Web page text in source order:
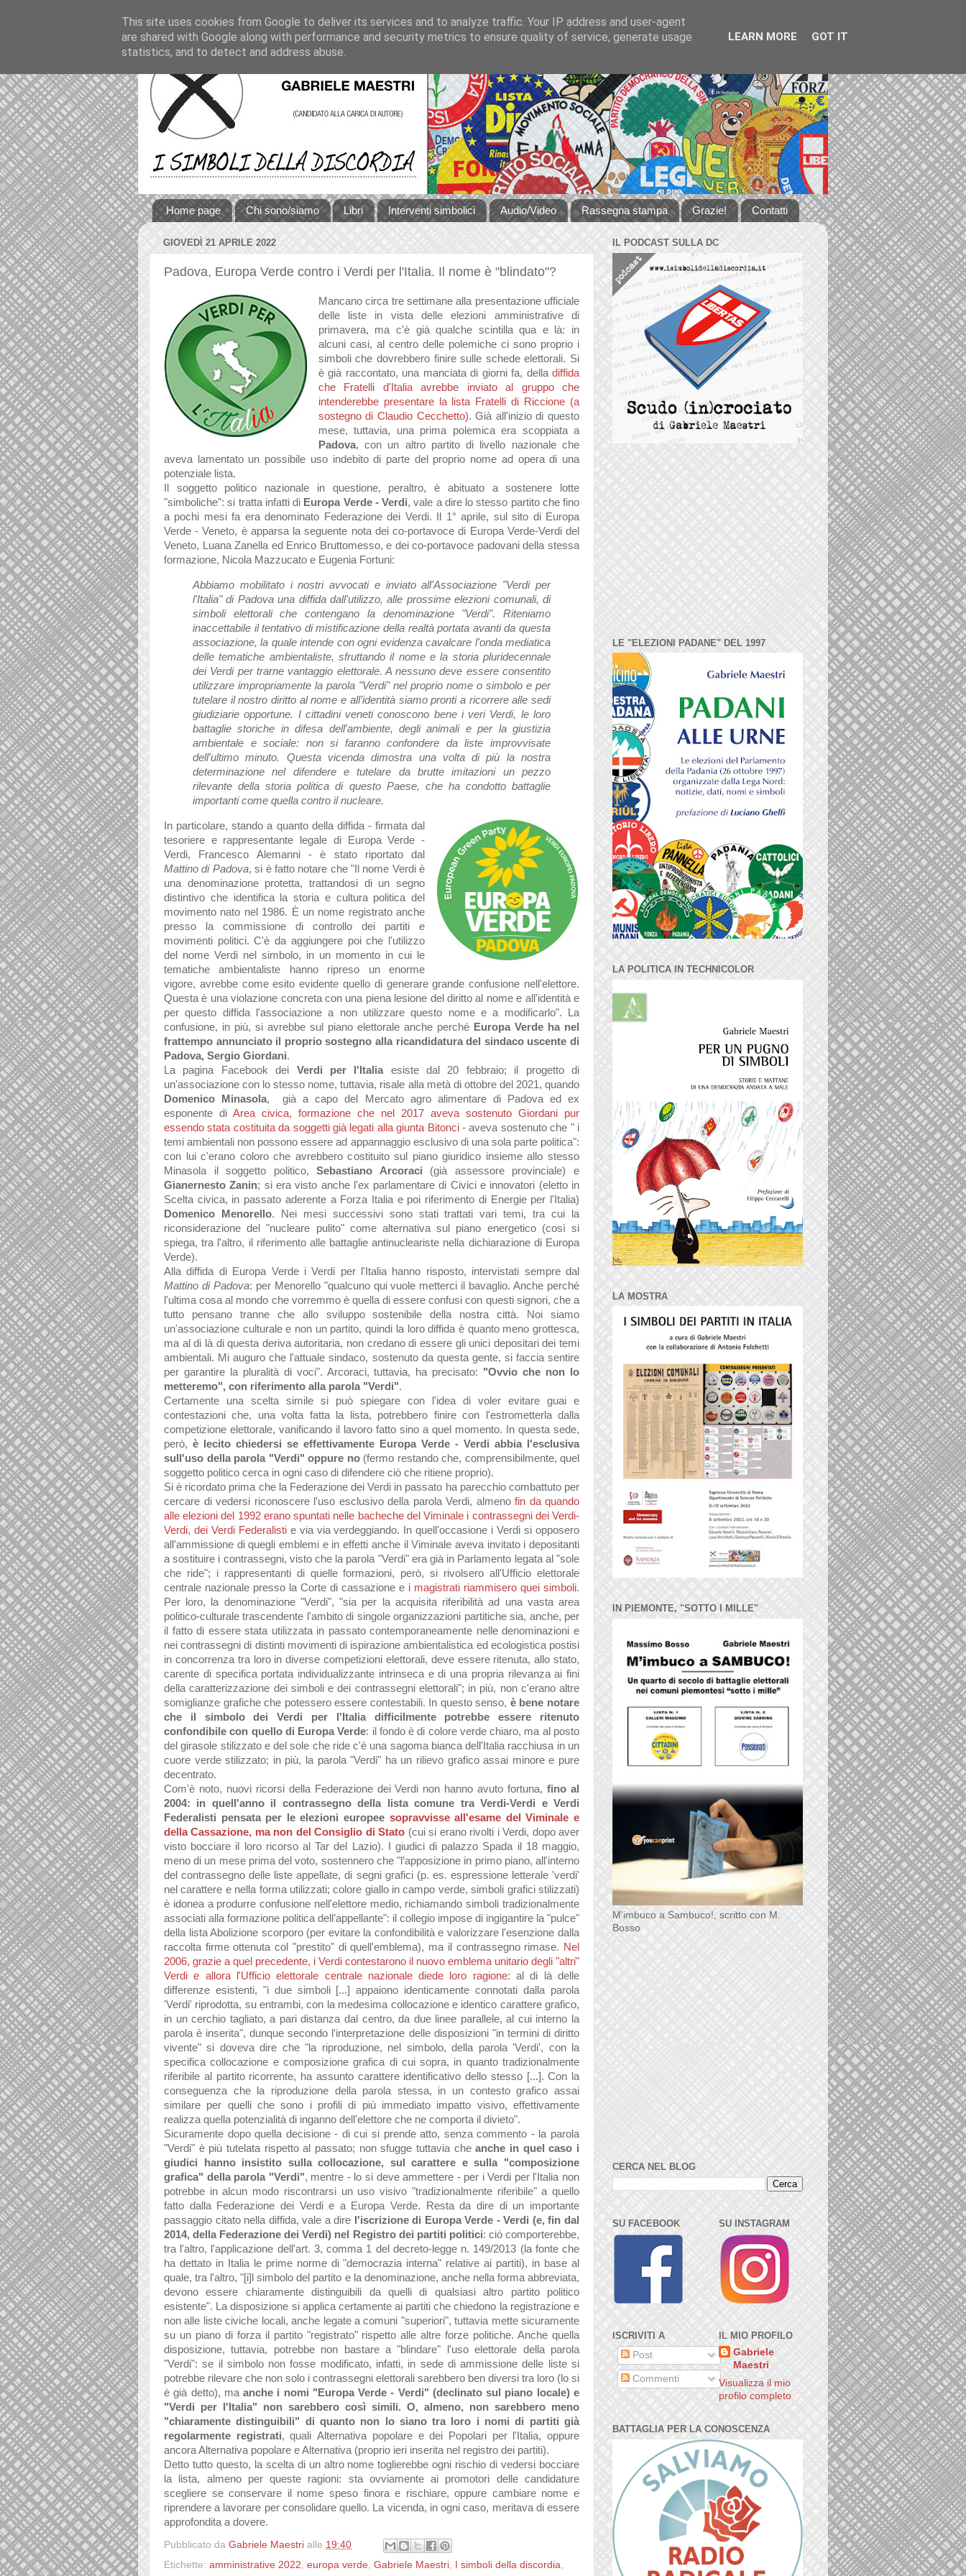
Home page Chi sono/siamo Libri Interventi simbolici Audio/Video Rassegna stampa Grazie! Contatti
GIOVEDÌ 21 APRILE 2022
Padova, Europa Verde contro i Verdi per l'Italia. Il nome è "blindato"?
Mancano circa tre settimane alla presentazione ufficiale
delle liste in vista delle elezioni amministrative di
primavera, ma c'è già qualche scintilla qua e là: in
alcuni casi, al centro delle polemiche ci sono proprio i
simboli che dovrebbero finire sulle schede elettorali. Si
è già raccontato, una manciata di giorni fa, della diffida
che Fratelli d'Italia avrebbe inviato al gruppo che
intenderebbe presentare la lista Fratelli di Riccione (a
sostegno di Claudio Cecchetto). Già all'inizio di questo
mese, tuttavia, una prima polemica era scoppiata a
Padova, con un altro partito di livello nazionale che
aveva lamentato un possibile uso indebito di parte del proprio nome ad opera di una
potenziale lista.
Il soggetto politico nazionale in questione, peraltro, è abituato a sostenere lotte
"simboliche": si tratta infatti di Europa Verde - Verdi, vale a dire lo stesso partito che fino
a pochi mesi fa era denominato Federazione dei Verdi. Il 1° aprile, sul sito di Europa
Verde - Veneto, è apparsa la seguente nota dei co-portavoce di Europa Verde-Verdi del
Veneto, Luana Zanella ed Enrico Bruttomesso, e dei co-portavoce padovani della stessa
formazione, Nicola Mazzucato e Eugenia Fortuni:
Abbiamo mobilitato i nostri avvocati e inviato all'Associazione "Verdi per
l'Italia" di Padova una diffida dall'utilizzo, alle prossime elezioni comunali, di
simboli elettorali che contengano la denominazione "Verdi". Riteniamo
inaccettabile il tentativo di mistificazione della realtà portata avanti da questa
associazione, la quale intende con ogni evidenza cavalcare l'onda mediatica
delle tematiche ambientaliste, sfruttando il nome e la storia pluridecennale
dei Verdi per trarne vantaggio elettorale. A nessuno deve essere consentito
utilizzare impropriamente la parola "Verdi" nel proprio nome o simbolo e per
tutelare il nostro diritto al nome e all’identità siamo pronti a ricorrere alle sedi
giudiziarie opportune. I cittadini veneti conoscono bene i veri Verdi, le loro
battaglie storiche in difesa dell'ambiente, degli animali e per la giustizia
ambientale e sociale: non si faranno confondere da liste improvvisate
dell'ultimo minuto. Questa vicenda dimostra una volta di più la nostra
determinazione nel difendere e tutelare da brutte imitazioni un pezzo
rilevante della storia politica di questo Paese, che ha condotto battaglie
importanti come quella contro il nucleare.
In particolare, stando a quanto della diffida - firmata dal
tesoriere e rappresentante legale di Europa Verde -
Verdi, Francesco Alemanni - è stato riportato dal
Mattino di Padova, si è fatto notare che"Il nome Verdi è
una denominazione protetta, trattandosi di un segno
distintivo che identifica la storia e cultura politica del
movimento nato nel 1986. È un nome registrato anche
presso la commissione di controllo dei partiti e
movimenti politici. C'è da aggiungere poi che l'utilizzo
del nome Verdi nel simbolo, in un momento in cui le
tematiche ambientaliste hanno ripreso un enorme
vigore, avrebbe come esito evidente quello di generare grande confusione nell'elettore.
Questa è una violazione concreta con una piena lesione del diritto al nome e all'identità e
per questo diffida l'associazione a non utilizzare questo nome e a modificarlo". La
confusione, in più, si avrebbe sul piano elettorale anche perché Europa Verde ha nel
frattempo annunciato il proprio sostegno alla ricandidatura del sindaco uscente di
Padova, Sergio Giordani.
La pagina Facebook dei Verdi per l'Italia esiste dal 20 febbraio; il progetto di
un'associazione con lo stesso nome, tuttavia, risale alla metà di ottobre del 2021, quando
Domenico Minasola,
già a capo del Mercato agro alimentare di Padova ed ex
esponente di Area civica, formazione che nel 2017 aveva sostenuto Giordani pur
essendo stata costituita da soggetti già legati alla giunta Bitonci- aveva sostenuto che "i
temi ambientali non possono essere ad appannaggio esclusivo di una sola parte politica":
con lui c'erano coloro che avrebbero costituito sul piano giuridico insieme allo stesso
Minasola il soggetto politico,Sebastiano Arcoraci (già assessore provinciale) e
Gianernesto Zanin; si era visto anche l'ex parlamentare di Civici e innovatori (eletto in
Scelta civica, in passato aderente a Forza Italia e poi riferimento di Energie per l'Italia)
Domenico Menorello. Nei mesi successivi sono stati trattati vari temi, tra cui la
riconsiderazione del "nucleare pulito" come alternativa sul piano energetico (così si
spiega, tra l'altro, il riferimento alle battaglie antinucleariste nella dichiarazione di Europa
Verde).
Alla diffida di Europa Verde i Verdi per l'Italia hanno risposto, intervistati sempre dal
Mattino di Padova: per Menorello "qualcuno qui vuole metterci il bavaglio. Anche perché
l'ultima cosa al mondo che vorremmo è quella di essere confusi con questi signori, che a
tutto pensano tranne che allo sviluppo sostenibile della nostra città. Noi siamo
un'associazione culturale e non un partito, quindi la loro diffida è quanto meno grottesca,
ma al di là di questa deriva autoritaria, non credano di essere gli unici depositari dei temi
ambientali. Mi auguro che l'attuale sindaco, sostenuto da questa gente, si faccia sentire
per garantire la pluralità di voci". Arcoraci, tuttavia, ha precisato: "Ovvio che non lo
metteremo", con riferimento alla parola "Verdi".
Certamente una scelta simile si può spiegare con l'idea di voler evitare guai e
contestazioni che, una volta fatta la lista, potrebbero finire con l'estrometterla dalla
competizione elettorale, vanificando il lavoro fatto sino a quel momento. In questa sede,
però, è lecito chiedersi se effettivamente Europa Verde - Verdi abbia l'esclusiva
sull'uso della parola "Verdi" oppure no(fermo restando che, comprensibilmente, quel
soggetto politico cerca in ogni caso di difendere ciò che ritiene proprio).
Si è ricordato prima che la Federazione dei Verdi in passato ha parecchio combattuto per
cercare di vedersi riconoscere l'uso esclusivo della parola Verdi, almeno fin da quando
alle elezioni del 1992 erano spuntati nelle bacheche del Viminale i contrassegni dei Verdi-
Verdi, dei Verdi Federalistie via via verdeggiando. In quell'occasione i Verdi si opposero
all'ammissione di quegli emblemi e in effetti anche il Viminale aveva invitato i depositanti
a sostituire i contrassegni, visto che la parola "Verdi" era già in Parlamento legata al "sole
che ride"; i rappresentanti di quelle formazioni, però, si rivolsero all'Ufficio elettorale
centrale nazionale presso la Corte di cassazione e i magistrati riammisero quei simboli.
Per loro,
la denominazione "Verdi", "sia per la acquisita riferibilità ad una vasta area
politico-culturale trascendente l'ambito di singole organizzazioni partitiche sia, anche, per
il fatto di essere stata utilizzata in passato contemporaneamente nelle denominazioni e
nei contrassegni di distinti movimenti di ispirazione ambientalistica ed ecologistica postisi
in concorrenza tra loro in diverse competizioni elettorali, deve essere ritenuta, allo stato,
carente di specifica portata individualizzante intrinseca e di una propria rilevanza ai fini
della caratterizzazione dei simboli e dei contrassegni elettorali"; in più, non c'erano altre
somiglianze grafiche che potessero essere contestabili. In questo senso, è bene notare
che il simbolo dei Verdi per l'Italia difficilmente potrebbe essere ritenuto
confondibile con quello di Europa Verde: il fondo è di colore verde chiaro, ma al posto
del girasole stilizzato e del sole che ride c'è una sagoma bianca dell'Italia racchiusa in un
cuore verde stilizzato; in più, la parola "Verdi" ha un rilievo grafico assai minore e pure
decentrato.
Com'è noto, nuovi ricorsi della Federazione dei Verdi non hanno avuto fortuna,fino al
2004: in quell'anno il contrassegno della lista comune tra Verdi-Verdi e Verdi
Federalisti pensata per le elezioni europee sopravvisse all'esame del Viminale e
della Cassazione, ma non del Consiglio di Stato (cui si erano rivolti i Verdi, dopo aver
visto bocciare il loro ricorso al Tar del Lazio).
I giudici di palazzo Spada il 18 maggio,
meno di un mese prima del voto, sostennero che "l’apposizione in primo piano, all'interno
del contrassegno delle liste appellate, di segni grafici (p. es. espressione letterale 'verdi'
nel carattere e nella forma utilizzati; colore giallo in campo verde, simboli grafici stilizzati)
è idonea a produrre confusione nell'elettore medio, richiamando simboli tradizionalmente
associati alla formazione politica dell’appellante": il collegio impose di ingigantire la "pulce"
della lista Abolizione scorporo (per evitare la confondibilità e valorizzare l'esenzione dalla
raccolta firme ottenuta col "prestito" di quell'emblema), ma il contrassegno rimase. Nel
2006, grazie a quel precedente, i Verdi contestarono il nuovo emblema unitario degli "altri"
Verdi e allora l'Ufficio elettorale centrale nazionale diede loro ragione:al di là delle
differenze esistenti, "i due simboli [...] appaiono identicamente connotati dalla parola
'Verdi' riprodotta, su entrambi, con la medesima collocazione e identico carattere grafico,
in un cerchio tagliato, a pari distanza dal centro, da due linee parallele, al cui interno la
parola è inserita", dunque secondo l'interpretazione delle disposizioni "in termini di diritto
vivente" si doveva dire che "la riproduzione, nel simbolo, della parola 'Verdi', con la
specifica collocazione e composizione grafica di cui sopra, in quanto tradizionalmente
riferibile al partito ricorrente, ha assunto carattere identificativo dello stesso [...]. Con la
conseguenza che la riproduzione della parola stessa, in un contesto grafico assai
similare per quelli che sono i profili di più immediato impatto visivo, effettivamente
realizza quella potenzialità di inganno dell'elettore che ne comporta il divieto".
Sicuramente dopo quella decisione - di cui si prende atto, senza commento - la parola
"Verdi" è più tutelata rispetto al passato; non sfugge tuttavia cheanche in quel caso i
giudici hanno insistito sulla collocazione, sul carattere e sulla "composizione
grafica" della parola "Verdi", mentre - lo si deve ammettere - per i Verdi per l'Italia non
potrebbe in alcun modo riscontrarsi un uso visivo "tradizionalmente riferibile" a quello
fatto dalla Federazione dei Verdi e a Europa Verde. Resta da dire di un importante
passaggio citato nella diffida, vale a dire l'iscrizione di Europa Verde - Verdi (e, fin dal
2014, della Federazione dei Verdi) nel Registro dei partiti politici: ciò comporterebbe,
tra l'altro, l'applicazione dell'art. 3, comma 1 del decreto-legge n. 149/2013 (la fonte che
ha dettato in Italia le prime norme di "democrazia interna" relative ai partiti), in base al
quale, tra l'altro, "[i]l simbolo del partito e la denominazione, anche nella forma abbreviata,
devono essere chiaramente distinguibili da quelli di qualsiasi altro partito politico
esistente". La disposizione si applica certamente ai partiti che chiedono la registrazione e
non alle liste civiche locali, anche legate a comuni "superiori", tuttavia mette sicuramente
su un piano di forza il partito "registrato" rispetto alle altre forze politiche. Anche quella
disposizione, tuttavia, potrebbe non bastare a "blindare" l'uso elettorale della parola
"Verdi": se il simbolo non fosse modificato, infatti, in sede di ammissione delle liste si
potrebbe rilevare che non solo i contrassegni elettorali sarebbero ben diversi tra loro (lo si
è già detto), maanche i nomi "Europa Verde - Verdi" (declinato sul piano locale) e
"Verdi per l'Italia" non sarebbero così simili. O, almeno, non sarebbero meno
"chiaramente distinguibili" di quanto non lo siano tra loro i nomi di partiti già
regolarmente registrati, quali Alternativa popolare e dei Popolari per l'Italia, oppure
ancora Alternativa popolare e Alternativa (proprio ieri inserita nel registro dei partiti).
Detto tutto questo, la scelta di un altro nome toglierebbe ogni rischio di vedersi bocciare
la lista, almeno per queste ragioni: sta ovviamente ai promotori delle candidature
scegliere se conservare il nome speso finora e rischiare, oppure cambiare nome e
riprendere a lavorare per consolidare quello. La vicenda, in ogni caso, meritava di essere
approfondita a dovere.
Pubblicato da Gabriele Maestri alle 19:40
Etichette: amministrative 2022, europa verde, Gabriele Maestri, I simboli della discordia,
IL PODCAST SULLA DC
LE "ELEZIONI PADANE" DEL 1997
LA POLITICA IN TECHNICOLOR
LA MOSTRA
IN PIEMONTE, "SOTTO I MILLE"
M'imbuco a Sambuco!, scritto con M.
Bosso
CERCA NEL BLOG
SU FACEBOOK
ISCRIVITI A
Post
Commenti
SU INSTAGRAM
IL MIO PROFILO
Gabriele
Maestri
Visualizza il mio
profilo completo
BATTAGLIA PER LA CONOSCENZA
This site uses cookies from Google to deliver its services and to analyze traffic. Your IP address and user-agent
are shared with Google along with performance and security metrics to ensure quality of service, generate usage
statistics, and to detect and address abuse.
LEARN MORE GOT IT